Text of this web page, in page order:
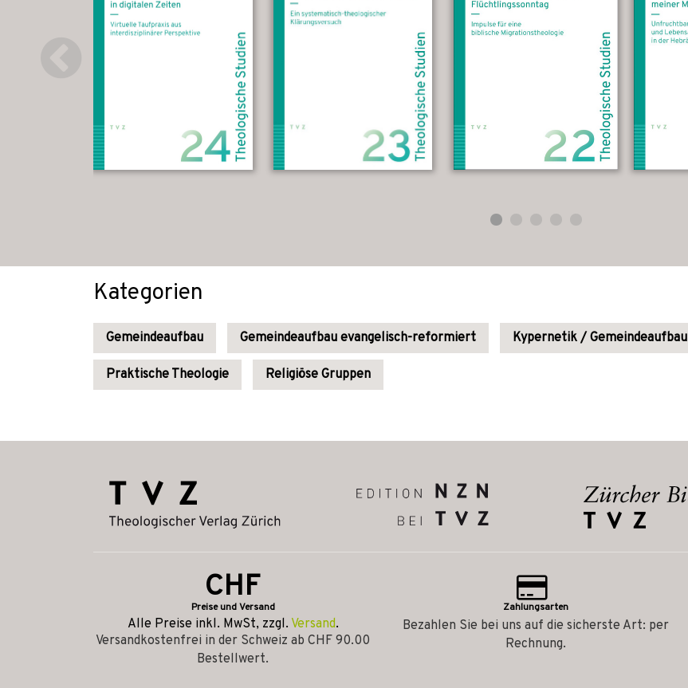
Kategorien
Gemeindeaufbau Gemeindeaufbau evangelisch-reformiert Kypernetik / Gemeindeaufbau
Praktische Theologie Religiöse Gruppen
CHF
Preise und Versand
Alle Preise inkl. MwSt, zzgl. Versand.
Versandkostenfrei in der Schweiz ab CHF 90.00
Bestellwert.
Zahlungsarten
Bezahlen Sie bei uns auf die sicherste Art: per
Rechnung.